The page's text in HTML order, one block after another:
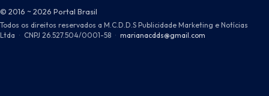
© 2016 ~ 2026 Portal Brasil
Todos os direitos reservados a M.C.D.D.S Publicidade Marketing e Notícias
Ltda · CNPJ 26.527.504/0001-58 · marianacdds@gmail.com